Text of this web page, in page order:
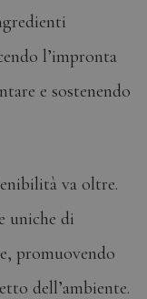
l’impronta
e sostenendo
va oltre.
uniche di
promuovendo
dell’ambiente.